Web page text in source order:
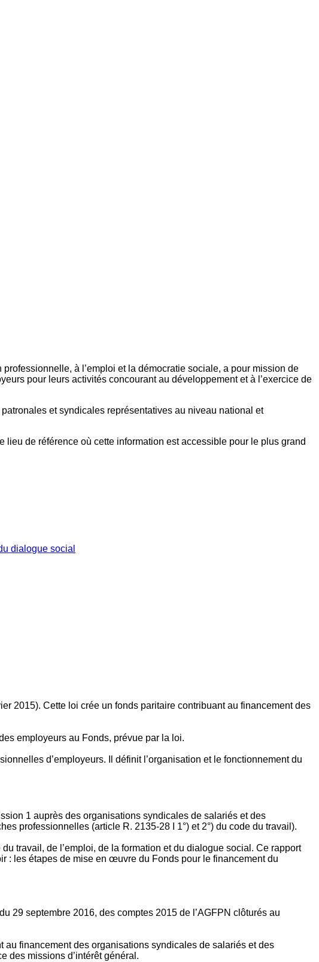
à l’emploi et la démocratie sociale, a pour mission de
pour leurs activités concourant au développement et à l’exercice de
et syndicales représentatives au niveau national et
de référence où cette information est accessible pour le plus grand
dialogue social
2015). Cette loi crée un fonds paritaire contribuant au financement des
employeurs au Fonds, prévue par la loi.
d’employeurs. Il définit l’organisation et le fonctionnement du
1 auprès des organisations syndicales de salariés et des
professionnelles (article R. 2135‐28 I 1°) et 2°) du code du travail).
travail, de l’emploi, de la formation et du dialogue social. Ce rapport
: les étapes de mise en œuvre du Fonds pour le financement du
29 septembre 2016, des comptes 2015 de l’AGFPN clôturés au
financement des organisations syndicales de salariés et des
des missions d’intérêt général.